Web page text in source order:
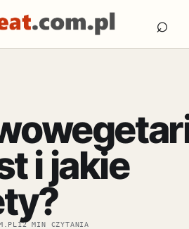
⌕
i jakie
12 MIN CZYTANIA